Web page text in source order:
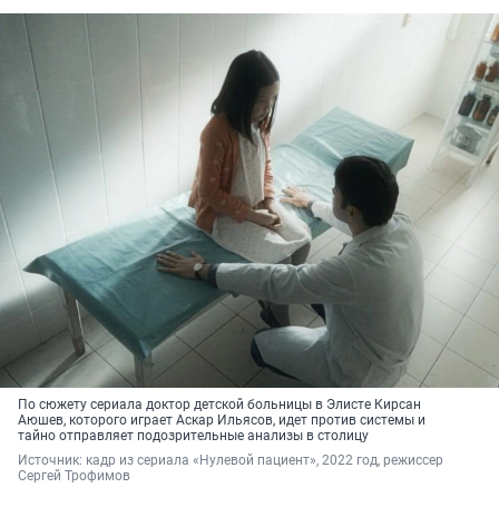
По сюжету сериала доктор детской больницы в Элисте Кирсан
Аюшев, которого играет Аскар Ильясов, идет против системы и
тайно отправляет подозрительные анализы в столицу
Источник: кадр из сериала «Нулевой пациент», 2022 год, режиссер
Сергей Трофимов